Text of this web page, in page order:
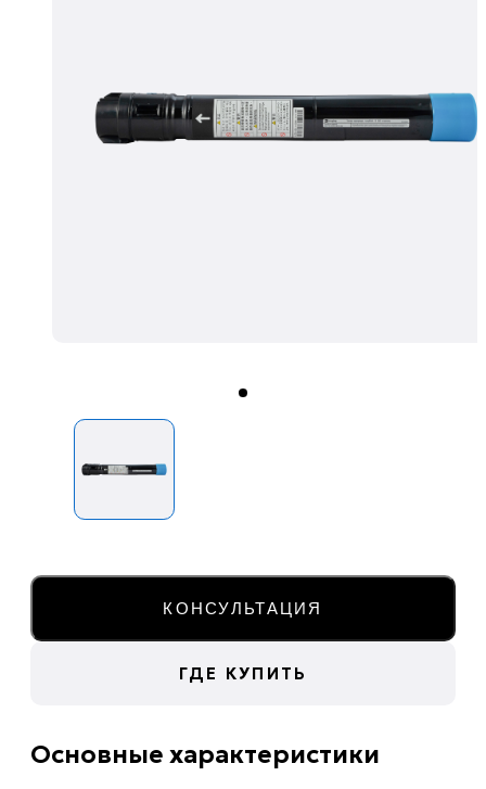
КОНСУЛЬТАЦИЯ
ГДЕ КУПИТЬ
Основные характеристики